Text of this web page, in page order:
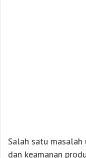
Salah satu
dan keamanan